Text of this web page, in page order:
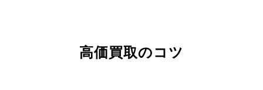
高価買取のコツ